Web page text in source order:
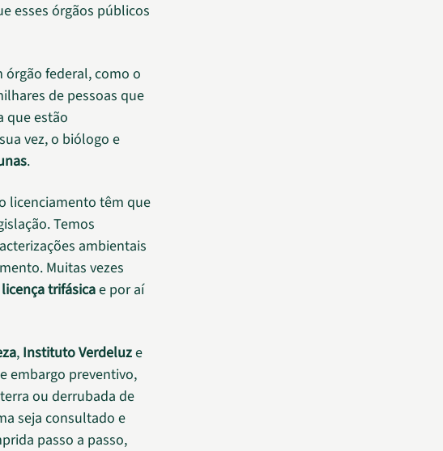
esses órgãos públicos
órgão federal, como o
de pessoas que
que estão
vez, o biólogo e
.
licenciamento têm que
Temos
ambientais
Muitas vezes
licença trifásicae por aí
, Instituto Verdeluze
embargo preventivo,
ou derrubada de
seja consultado e
passo a passo,